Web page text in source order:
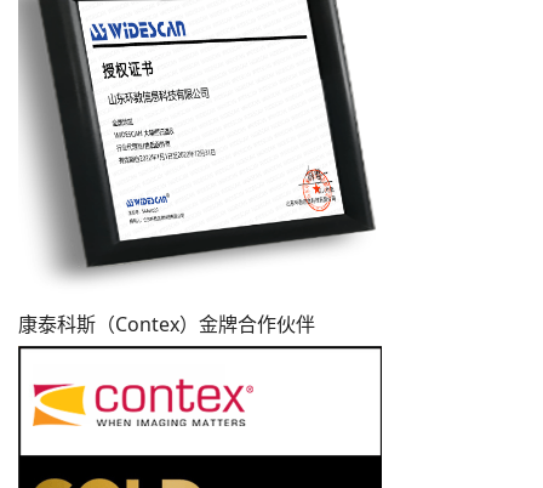
康泰科斯（Contex）金牌合作伙伴